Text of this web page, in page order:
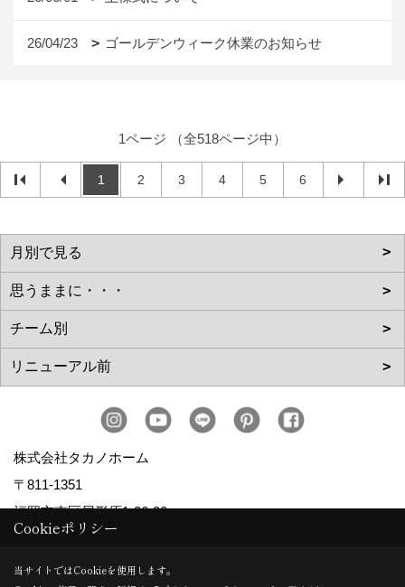
26/04/23 ゴールデンウィーク休業のお知らせ
1ページ （全518ページ中）
1 2 3 4 5 6
株式会社タカノホーム
〒811-1351
福岡市南区屋形原1-36-20
TEL：092-566-3838
FAX：092-566-5700
Cookieポリシー
当サイトではCookieを使用します。